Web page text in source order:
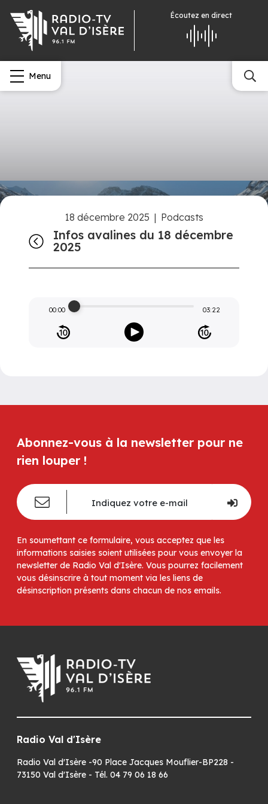
Écoutez en direct
Menu
18 décembre 2025 | Podcasts
Infos avalines du 18 décembre
2025
00:00 03:22
Abonnez-vous à la newsletter pour ne
rien louper !
En soumettant ce formulaire, vous acceptez que les
informations saisies soient utilisées pour vous envoyer la
newsletter de Radio Val d'Isère. Vous pourrez facilement
vous désinscrire à tout moment via les liens de
désinscription présents dans chacun de nos emails.
Radio Val d'Isère
Radio Val d'Isère -90 Place Jacques Mouflier-BP228 -
73150 Val d'Isère - Tél. 04 79 06 18 66